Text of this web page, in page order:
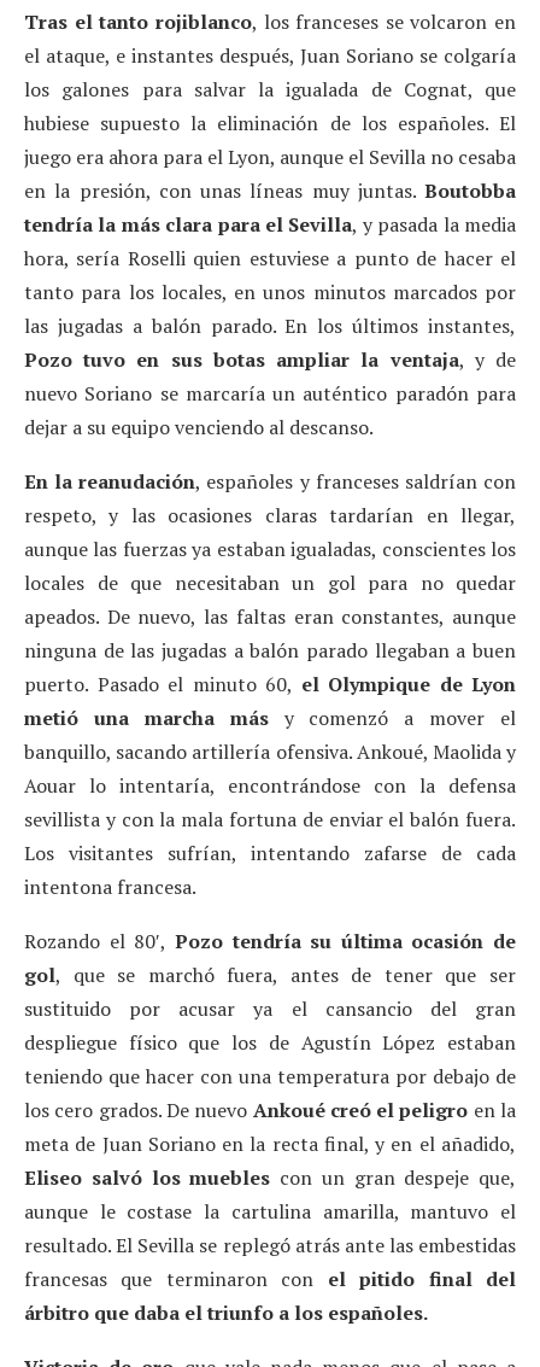
Tras el tanto rojiblanco, los franceses se volcaron en
el ataque, e instantes después, Juan Soriano se colgaría
los galones para salvar la igualada de Cognat, que
hubiese supuesto la eliminación de los españoles. El
juego era ahora para el Lyon, aunque el Sevilla no cesaba
en la presión, con unas líneas muy juntas. Boutobba
tendría la más clara para el Sevilla, y pasada la media
hora, sería Roselli quien estuviese a punto de hacer el
tanto para los locales, en unos minutos marcados por
las jugadas a balón parado. En los últimos instantes,
Pozo tuvo en sus botas ampliar la ventaja, y de
nuevo Soriano se marcaría un auténtico paradón para
dejar a su equipo venciendo al descanso.
En la reanudación, españoles y franceses saldrían con
respeto, y las ocasiones claras tardarían en llegar,
aunque las fuerzas ya estaban igualadas, conscientes los
locales de que necesitaban un gol para no quedar
apeados. De nuevo, las faltas eran constantes, aunque
ninguna de las jugadas a balón parado llegaban a buen
puerto. Pasado el minuto 60, el Olympique de Lyon
metió una marcha másy comenzó a mover el
banquillo, sacando artillería ofensiva. Ankoué, Maolida y
Aouar lo intentaría, encontrándose con la defensa
sevillista y con la mala fortuna de enviar el balón fuera.
Los visitantes sufrían, intentando zafarse de cada
intentona francesa.
Rozando el 80′, Pozo tendría su última ocasión de
gol, que se marchó fuera, antes de tener que ser
sustituido por acusar ya el cansancio del gran
despliegue físico que los de Agustín López estaban
teniendo que hacer con una temperatura por debajo de
los cero grados. De nuevo Ankoué creó el peligro en la
meta de Juan Soriano en la recta final, y en el añadido,
Eliseo salvó los muebles con un gran despeje que,
aunque le costase la cartulina amarilla, mantuvo el
resultado. El Sevilla se replegó atrás ante las embestidas
francesas que terminaron con el pitido final del
árbitro que daba el triunfo a los españoles.